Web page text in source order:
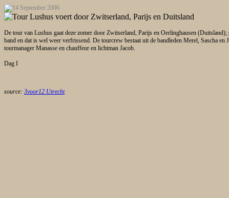
De tour van Lushus gaat deze zomer door Zwitserland, Parijs en Oerlinghausen
band en dat is wel weer verfrissend. De tourcrew bestaat uit de bandleden Merel, Sascha en
tourmanager Manasse en chauffeur en lichtman Jacob.
Dag I
source: 3voor12 Utrecht